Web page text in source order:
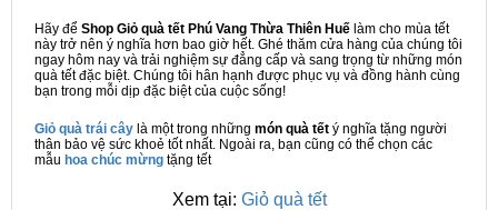
Hãy để Shop Giỏ quà tết Phú Vang Thừa Thiên Huế làm cho mùa tết
này trở nên ý nghĩa hơn bao giờ hết. Ghé thăm cửa hàng của chúng tôi
ngay hôm nay và trải nghiệm sự đẳng cấp và sang trọng từ những món
quà tết đặc biệt. Chúng tôi hân hạnh được phục vụ và đồng hành cùng
bạn trong mỗi dịp đặc biệt của cuộc sống!
Giỏ quà trái cây là một trong những món quà tết ý nghĩa tặng người
thân bảo vệ sức khoẻ tốt nhất. Ngoài ra, bạn cũng có thể chọn các
mẫu hoa chúc mừng tặng tết
Xem tại: Giỏ quà tết